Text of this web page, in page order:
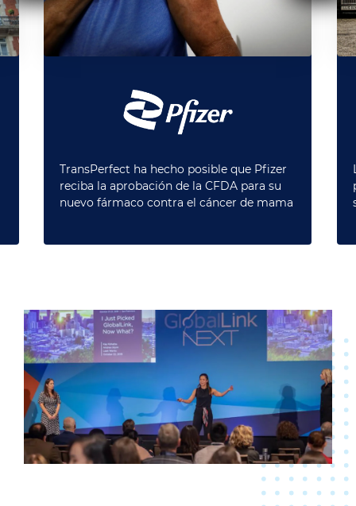
TransPerfect ha hecho posible que Pfizer
reciba la aprobación de la CFDA para su
nuevo fármaco contra el cáncer de mama